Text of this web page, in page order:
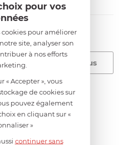
pour vos
pour améliorer
site, analyser son
à nos efforts
« Accepter », vous
de cookies sur
pouvez également
en cliquant sur «
»
continuer sans